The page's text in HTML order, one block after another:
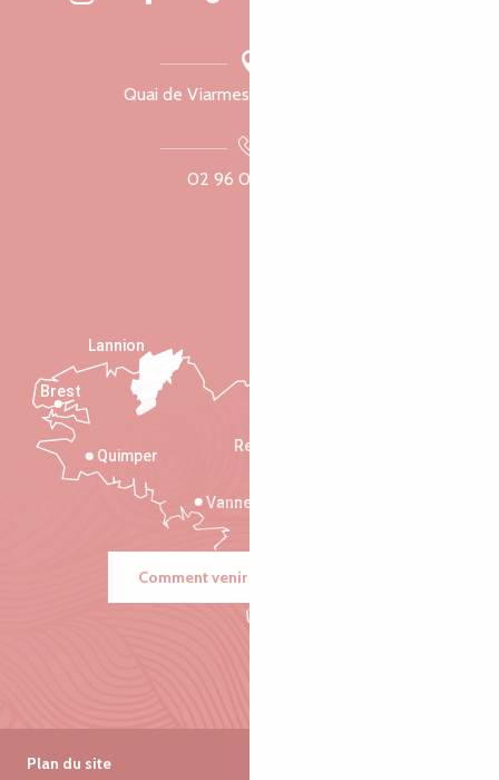
Quai de Viarmes, 22300 Lannion
02 96 05 60 70
Rennes
Vannes
Quimper
Lannion
Brest
Comment venir ?
Plan du site